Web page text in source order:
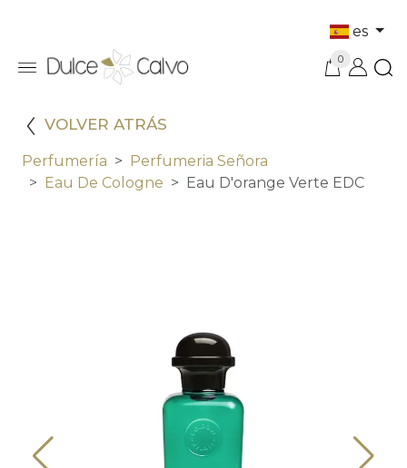
es
0
VOLVER ATRÁS
Perfumería
Perfumeria Señora
Eau De Cologne
Eau D'orange Verte EDC